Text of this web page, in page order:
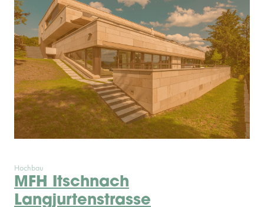
Hochbau
MFH Itschnach
Langjurtenstrasse